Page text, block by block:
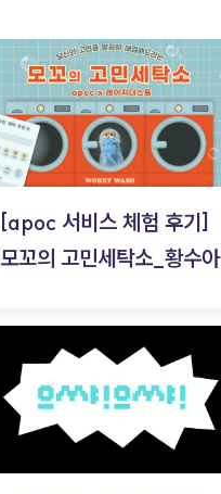
[apoc 서비스 체험 후기]
모꼬의 고민세탁소_황수아